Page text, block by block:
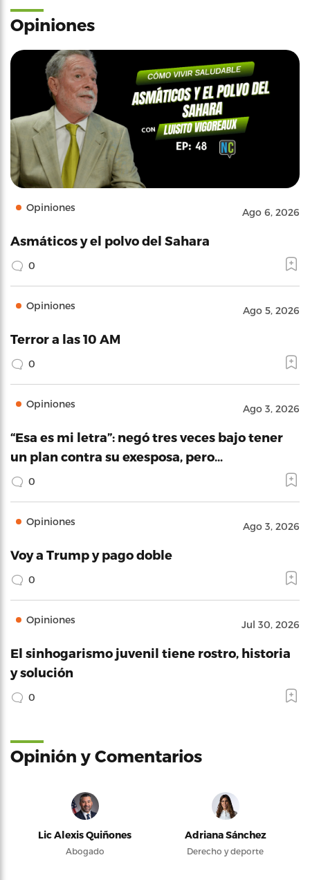
Opiniones
Opiniones Ago 6, 2026
Asmáticos y el polvo del Sahara
0
Opiniones Ago 5, 2026
Terror a las 10 AM
0
Opiniones Ago 3, 2026
“Esa es mi letra”: negó tres veces bajo tener
un plan contra su exesposa, pero…
0
Opiniones Ago 3, 2026
Voy a Trump y pago doble
0
Opiniones Jul 30, 2026
El sinhogarismo juvenil tiene rostro, historia
y solución
0
Opinión y Comentarios
Lic Alexis Quiñones
Abogado
Adriana Sánchez
Derecho y deporte